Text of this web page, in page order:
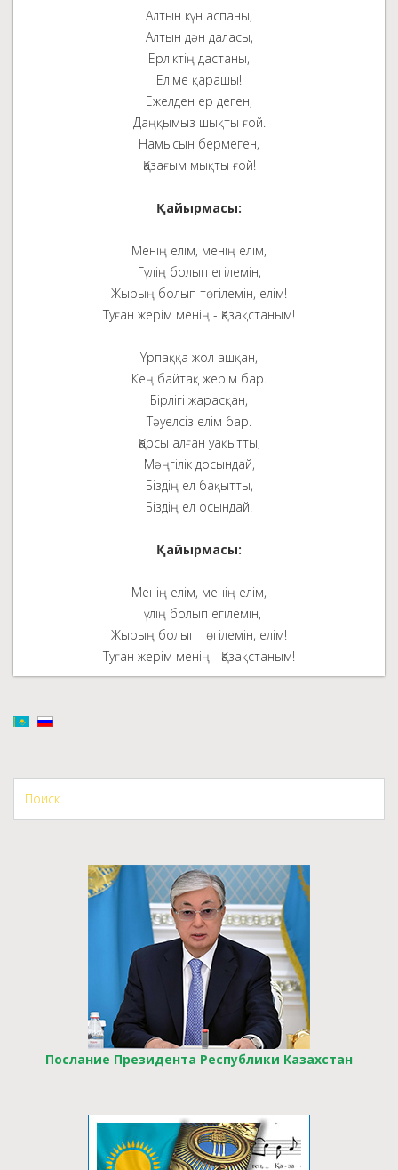
Алтын күн аспаны,
Алтын дән даласы,
Ерліктің дастаны,
Еліме қарашы!
Ежелден ер деген,
Даңқымыз шықты ғой.
Намысын бермеген,
Қазағым мықты ғой!
Қайырмасы:
Менің елім, менің елім,
Гүлің болып егілемін,
Жырың болып төгілемін, елім!
Туған жерім менің - Қазақстаным!
Ұрпаққа жол ашқан,
Кең байтақ жерім бар.
Бірлігі жарасқан,
Тәуелсіз елім бар.
Қарсы алған уақытты,
Мәңгілік досындай,
Біздің ел бақытты,
Біздің ел осындай!
Қайырмасы:
Менің елім, менің елім,
Гүлің болып егілемін,
Жырың болып төгілемін, елім!
Туған жерім менің - Қазақстаным!
Послание Президента Республики Казахстан